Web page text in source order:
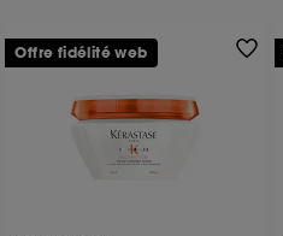
Offre fidélité web